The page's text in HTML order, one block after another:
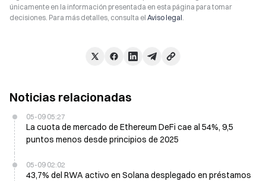
únicamente en la información presentada en esta página para tomar
decisiones. Para más detalles, consulta el Aviso legal.
Noticias relacionadas
05-09 05:27
La cuota de mercado de Ethereum DeFi cae al 54%, 9,5
puntos menos desde principios de 2025
05-09 02:02
43,7% del RWA activo en Solana desplegado en préstamos